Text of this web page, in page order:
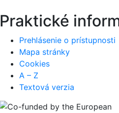
Praktické
Prehlásenie o prístupnosti
Mapa stránky
Cookies
A – Z
Textová verzia